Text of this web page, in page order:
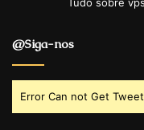
@Siga-nos
Error Can not Get